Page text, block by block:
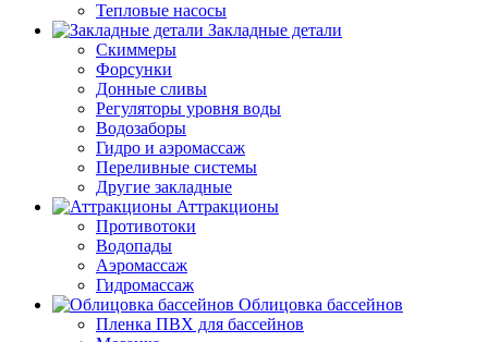
Тепловые насосы
Закладные детали
Скиммеры
Форсунки
Донные сливы
Регуляторы уровня воды
Водозаборы
Гидро и аэромассаж
Переливные системы
Другие закладные
Аттракционы
Противотоки
Водопады
Аэромассаж
Гидромассаж
Облицовка бассейнов
Пленка ПВХ для бассейнов